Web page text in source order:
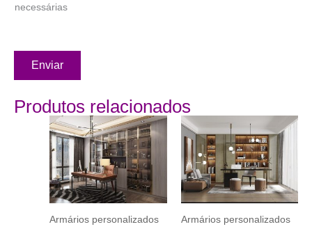
necessárias
Enviar
Produtos relacionados
Armários personalizados Armários personalizados